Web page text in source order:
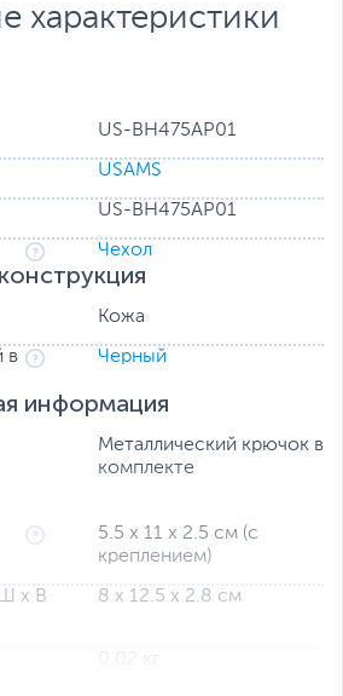
характеристики
US-BH475AP01
USAMS
US-BH475AP01
Чехол
Кожа
в
Черный
информация
Металлический крючок в
комплекте
5.5 х 11 х 2.5 см (с
креплением)
х В
8 х 12.5 х 2.8 см